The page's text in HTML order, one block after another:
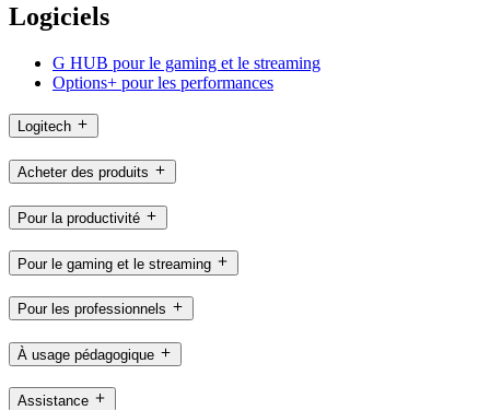
Logiciels
G HUB pour le gaming et le streaming
Options+ pour les performances
Logitech
Acheter des produits
Pour la productivité
Pour le gaming et le streaming
Pour les professionnels
À usage pédagogique
Assistance